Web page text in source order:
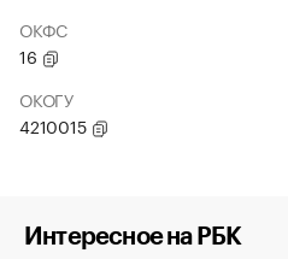
ОКФС
16
ОКОГУ
4210015
Интересное на РБК